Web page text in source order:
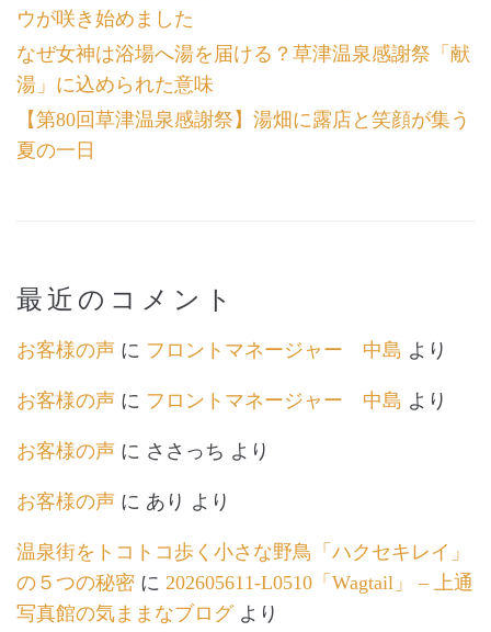
ウが咲き始めました
なぜ女神は浴場へ湯を届ける？草津温泉感謝祭「献
湯」に込められた意味
【第80回草津温泉感謝祭】湯畑に露店と笑顔が集う
夏の一日
最近のコメント
お客様の声 に フロントマネージャー 中島 より
お客様の声 に フロントマネージャー 中島 より
お客様の声 に ささっち より
お客様の声 に あり より
温泉街をトコトコ歩く小さな野鳥「ハクセキレイ」
の５つの秘密 に 202605611-L0510「Wagtail」 – 上通
写真館の気ままなブログより